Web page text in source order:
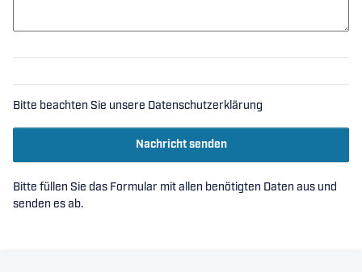
Bitte beachten Sie unsere Datenschutzerklärung
Nachricht senden
Bitte füllen Sie das Formular mit allen benötigten Daten aus und
senden es ab.